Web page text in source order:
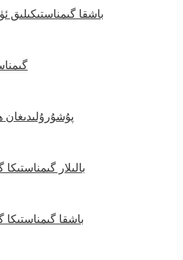
باشقا گىمناستىكىلىق
پۇشۇرۇلىدىغان
بالىلار
باشقا گىمناستىكا